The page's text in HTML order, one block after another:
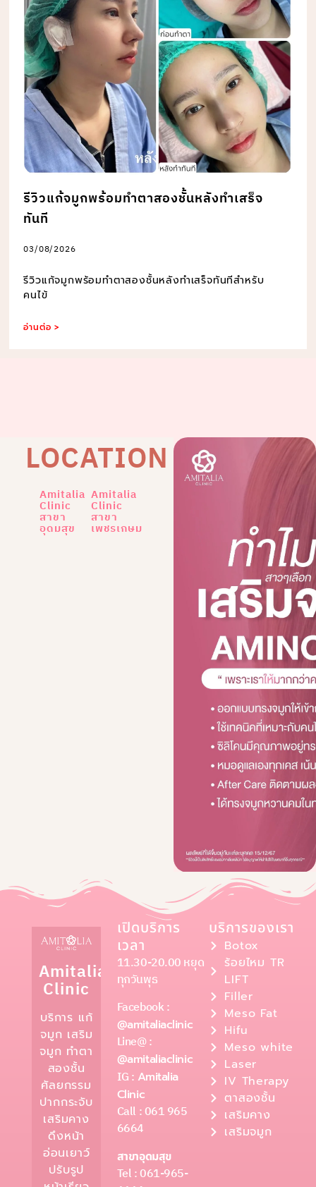
รีวิวแก้จมูกพร้อมทำตาสองชั้นหลังทำเสร็จ
ทันที
03/08/2026
รีวิวแก้จมูกพร้อมทำตาสองชั้นหลังทำเสร็จทันทีสำหรับ
คนไข้
อ่านต่อ >
LOCATION
Amitalia
Clinic
สาขา
อุดมสุข
Amitalia
Clinic
สาขา
เพชรเกษม
Amitalia
Clinic
บริการ แก้
จมูก เสริม
จมูก ทำตา
สองชั้น
ศัลยกรรม
ปากกระจับ
เสริมคาง
ดึงหน้า
อ่อนเยาว์
ปรับรูป
เปิดบริการ
เวลา
11.30-20.00 หยุด
ทุกวันพุธ
Facebook :
@amitaliaclinic
Line@ :
@amitaliaclinic
IG : Amitalia
Clinic
Call : 061 965
6664
สาขาอุดมสุข
Tel : 061-965-
บริการของเรา
Botox
ร้อยไหม TR
LIFT
Filler
Meso Fat
Hifu
Meso white
Laser
IV Therapy
ตาสองชั้น
เสริมคาง
เสริมจมูก